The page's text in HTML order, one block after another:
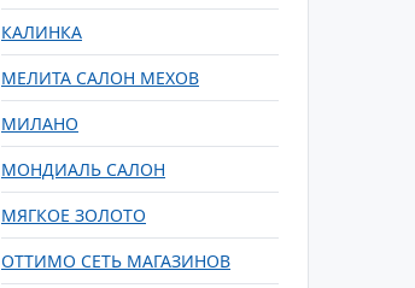
КАЛИНКА
МЕЛИТА САЛОН МЕХОВ
МИЛАНО
МОНДИАЛЬ САЛОН
МЯГКОЕ ЗОЛОТО
ОТТИМО СЕТЬ МАГАЗИНОВ